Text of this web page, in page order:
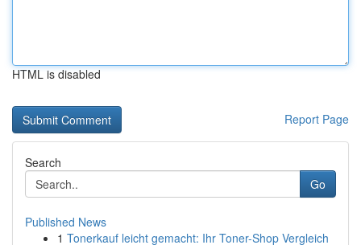
HTML is disabled
Report Page
Search
Go
Published News
1 Tonerkauf leicht gemacht: Ihr Toner-Shop Vergleich